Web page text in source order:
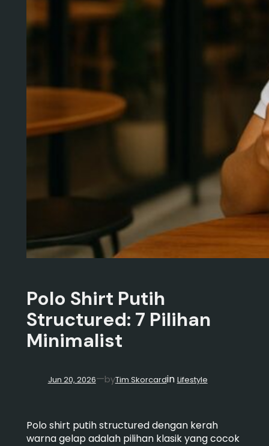
Polo Shirt Putih
Structured: 7 Pilihan
Minimalist
Jun 20, 2026—byTim Skorcardin Lifestyle
Polo shirt putih structured dengan kerah
warna gelap adalah pilihan klasik yang cocok